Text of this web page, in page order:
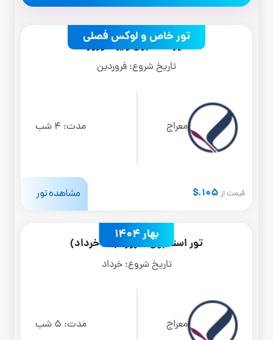
تور خاص و لوکس فصلی
تور استانبول ویژه نوروز
تاریخ شروع: فروردین
معراج مدت: 4 شب
قیمت از 105.$ مشاهده تور
بهار 1404
تور استانبول 6 روزه (20 خرداد)
تاریخ شروع: خرداد
معراج مدت: 5 شب